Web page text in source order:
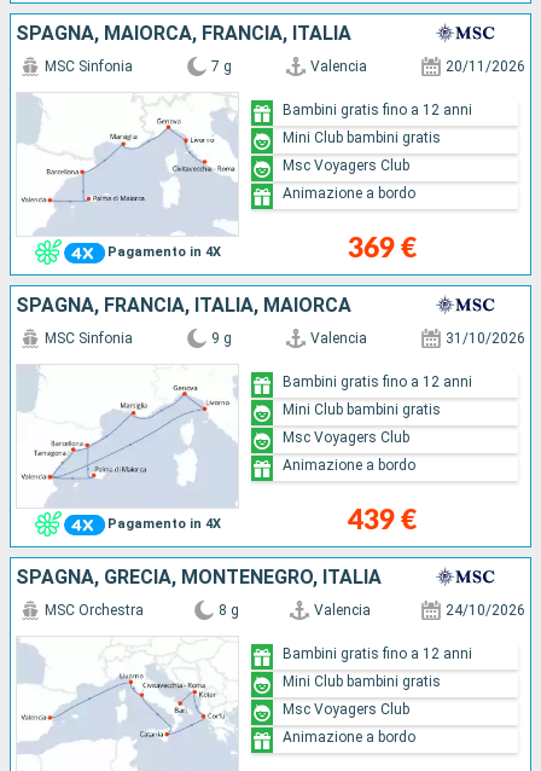
SPAGNA, MAIORCA, FRANCIA, ITALIA
Pagamento in 4X
MSC Sinfonia 7 g Valencia 20/11/2026
369 €
Bambini gratis fino a 12 anni
Mini Club bambini gratis
Msc Voyagers Club
Animazione a bordo
SPAGNA, FRANCIA, ITALIA, MAIORCA
Pagamento in 4X
MSC Sinfonia 9 g Valencia 31/10/2026
439 €
Bambini gratis fino a 12 anni
Mini Club bambini gratis
Msc Voyagers Club
Animazione a bordo
SPAGNA, GRECIA, MONTENEGRO, ITALIA
MSC Orchestra 8 g Valencia 24/10/2026
Bambini gratis fino a 12 anni
Mini Club bambini gratis
Msc Voyagers Club
Animazione a bordo